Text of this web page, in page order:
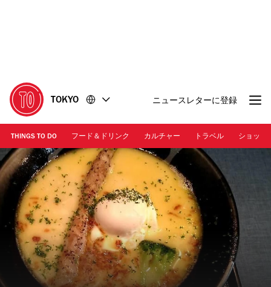
に
移
動
移
動
TOKYO ニュースレターに登録
THINGS TO DO フード＆ドリンク カルチャー トラベル ショッピ